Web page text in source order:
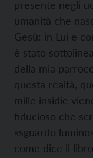
presente negli
umanità che
Gesù: in Lui e
è stato
della mia
questa realtà,
mille insidie
fiducioso che
«sguardo
come dice il